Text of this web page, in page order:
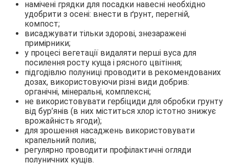
намічені грядки для посадки навесні необхідно
удобрити з осені: внести в ґрунт, перегній,
компост;
висаджувати тільки здорові, знезаражені
примірники;
у процесі вегетації видаляти перші вуса для
посилення росту куща і рясного цвітіння;
підгодівлю полуниці проводити в рекомендованих
дозах, використовуючи різні види добрив:
органічні, мінеральні, комплексні;
не використовувати гербіциди для обробки грунту
від бур’янів (в них міститься хлор істотно знижує
врожайність ягоди);
для зрошення насаджень використовувати
крапельний полив;
регулярно проводити профілактичні огляди
полуничних кущів.